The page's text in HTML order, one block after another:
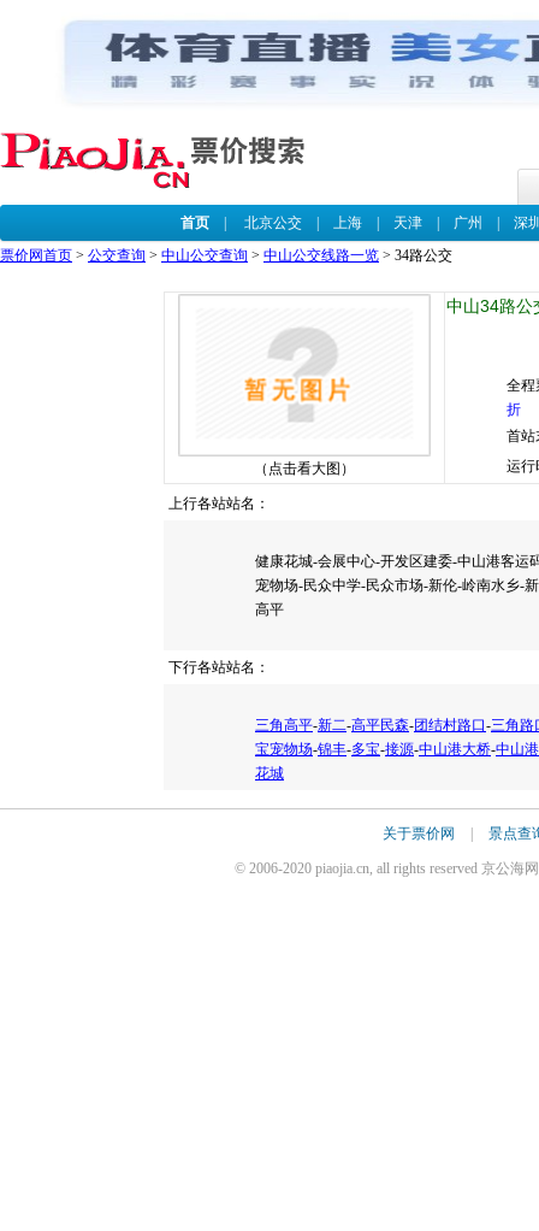
首页| 北京公交| 上海| 天津| 广州
深
票价网首页 > 公交查询 > 中山公交查询 > 中山公交线路一览 > 34路公交
（点击看大图）
中山34路公
全程
折
首站
运行
上行各站站名：
健康花城-会展中心-开发区建委-中山港客运
宠物场-民众中学-民众市场-新伦-岭南水乡-
高平
下行各站站名：
三角高平-新二-高平民森-团结村路口-三角路
宝宠物场-锦丰-多宝-接源-中山港大桥-中山
花城
关于票价网 景点查
© 2006-2020 piaojia.cn, all rights reserved 京公海